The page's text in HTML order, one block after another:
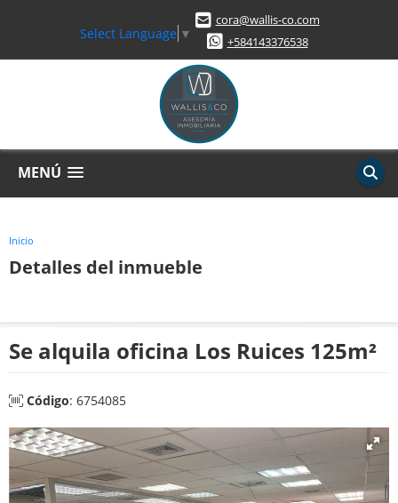
Select Language ▼
cora@wallis-co.com
+584143376538
MENÚ
Inicio
Detalles del inmueble
Se alquila oficina Los Ruices 125m²
Código: 6754085